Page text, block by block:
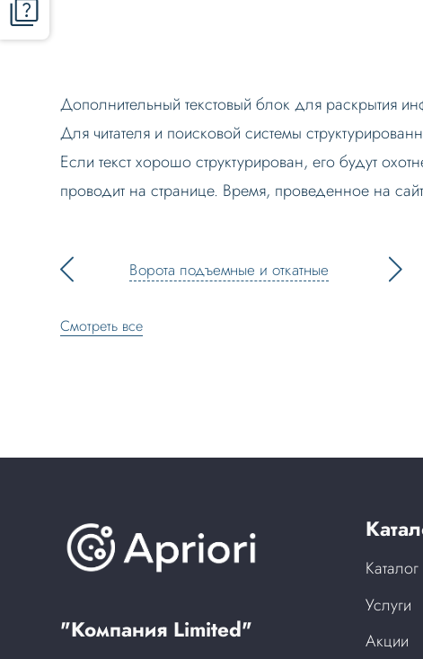
Дополнительный текстовый блок для раскрытия
Для читателя и поисковой системы
Если текст хорошо структурирован, его будут
проводит на странице. Время, проведенное на
Ворота подъемные и откатные
Смотреть все
"Компания Limited"
Каталог
Услуги
Акции